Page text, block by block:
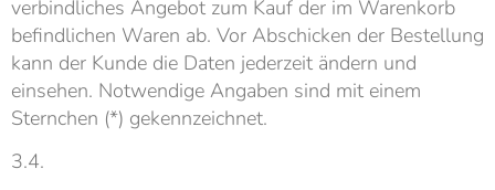
verbindliches Angebot zum Kauf der im Warenkorb
befindlichen Waren ab. Vor Abschicken der Bestellung
kann der Kunde die Daten jederzeit ändern und
einsehen. Notwendige Angaben sind mit einem
Sternchen (*) gekennzeichnet.
3.4.